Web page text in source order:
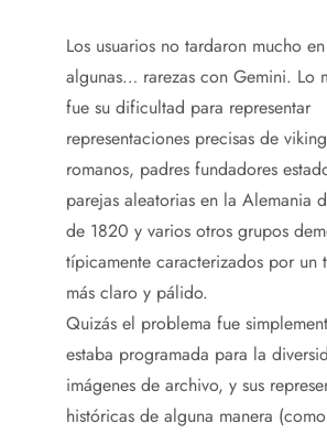
Los usuarios no tardaron mucho
algunas… rarezas con Gemini. Lo
fue su dificultad para representar
representaciones precisas de
romanos, padres fundadores
parejas aleatorias en la Alemania
de 1820 y varios otros grupos
típicamente caracterizados por un
más claro y pálido.
Quizás el problema fue
estaba programada para la
imágenes de archivo, y sus
históricas de alguna manera